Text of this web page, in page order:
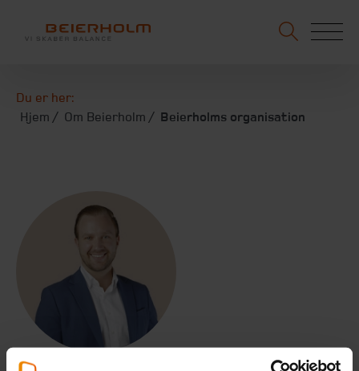
Du er her:
Hjem
Om Beierholm Beierholms organisation